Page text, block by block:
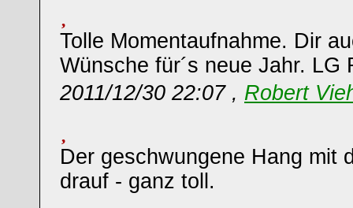
Tolle Momentaufnahme. Dir
Wünsche für´s neue Jahr. LG
2011/12/30 22:07 , Robert
Der geschwungene Hang mit
drauf - ganz toll.